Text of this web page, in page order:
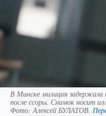
В Минске милиция задержала
после ссоры. Снимок носит
Фото:Алексей БУЛАТОВ.